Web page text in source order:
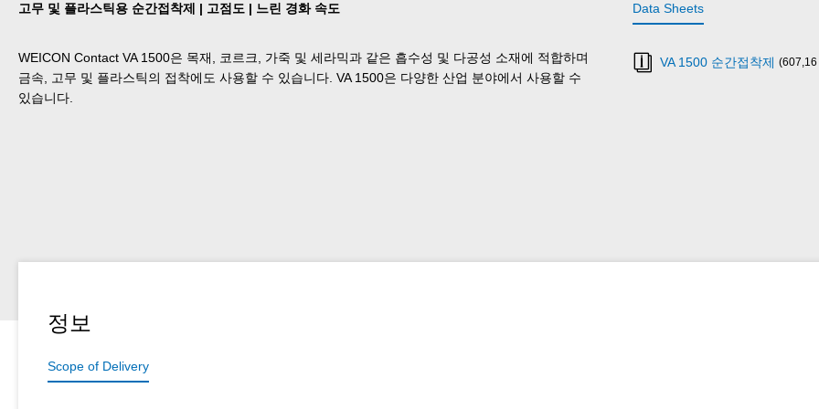
고무 및 플라스틱용 순간접착제 | 고점도 | 느린 경화 속도
WEICON Contact VA 1500은 목재, 코르크, 가죽 및 세라믹과 같은 흡수성 및 다공성 소재에 적합하며
금속, 고무 및 플라스틱의 접착에도 사용할 수 있습니다. VA 1500은 다양한 산업 분야에서 사용할 수
있습니다.
Data Sheets
VA 1500 순간접착제 (607,16
정보
Scope of Delivery